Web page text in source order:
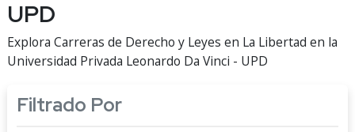
UPD
Explora Carreras de Derecho y Leyes en La Libertad en la
Universidad Privada Leonardo Da Vinci - UPD
Filtrado Por